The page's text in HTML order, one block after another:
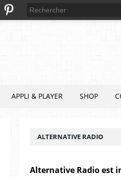
APPLI & PLAYER SHOP
ALTERNATIVE RADIO
Alternative Radio est